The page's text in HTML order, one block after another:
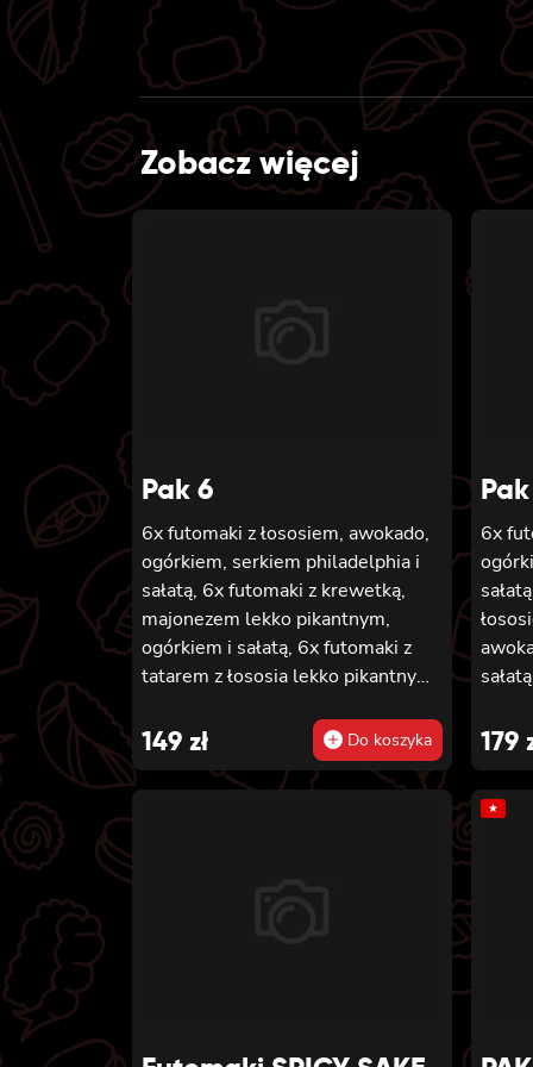
Zobacz więcej
Pak 6
6x futomaki z łososiem, awokado,
ogórkiem, serkiem philadelphia i
sałatą, 6x futomaki z krewetką,
majonezem lekko pikantnym,
ogórkiem i sałatą, 6x futomaki z
tatarem z łososia lekko pikantnym,
sałatą, masago, szczepiorek,
sezam, 8x hosomaki z łososiem, 8x
california z krewetką w tempurze,
serkiem philadelphia, awokado i
149 zł Do koszyka
6x
z
8x
179
★